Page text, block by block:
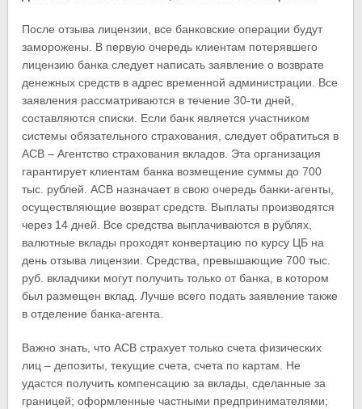
После отзыва лицензии, все банковские операции будут
заморожены. В первую очередь клиентам потерявшего
лицензию банка следует написать заявление о возврате
денежных средств в адрес временной администрации. Все
заявления рассматриваются в течение 30-ти дней,
составляются списки. Если банк является участником
системы обязательного страхования, следует обратиться в
АСВ – Агентство страхования вкладов. Эта организация
гарантирует клиентам банка возмещение суммы до 700
тыс. рублей. АСВ назначает в свою очередь банки-агенты,
осуществляющие возврат средств. Выплаты производятся
через 14 дней. Все средства выплачиваются в рублях,
валютные вклады проходят конвертацию по курсу ЦБ на
день отзыва лицензии. Средства, превышающие 700 тыс.
руб. вкладчики могут получить только от банка, в котором
был размещен вклад. Лучше всего подать заявление также
в отделение банка-агента.
Важно знать, что АСВ страхует только счета физических
лиц – депозиты, текущие счета, счета по картам. Не
удастся получить компенсацию за вклады, сделанные за
границей; оформленные частными предпринимателями;